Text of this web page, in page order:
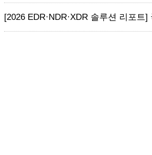
[2026 EDR·NDR·XDR 솔루션 리포트]